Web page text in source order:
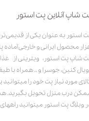
شاپ آنلاین پت استور
محصول ایرانی و خارجی
شاپ پت استور، ویترینی از
کنین، جوسرا و .. همراه با
مورد نیاز پت خود را
درب منزل تحویل بگیرید.
وبلاگ پت استور میتوانید